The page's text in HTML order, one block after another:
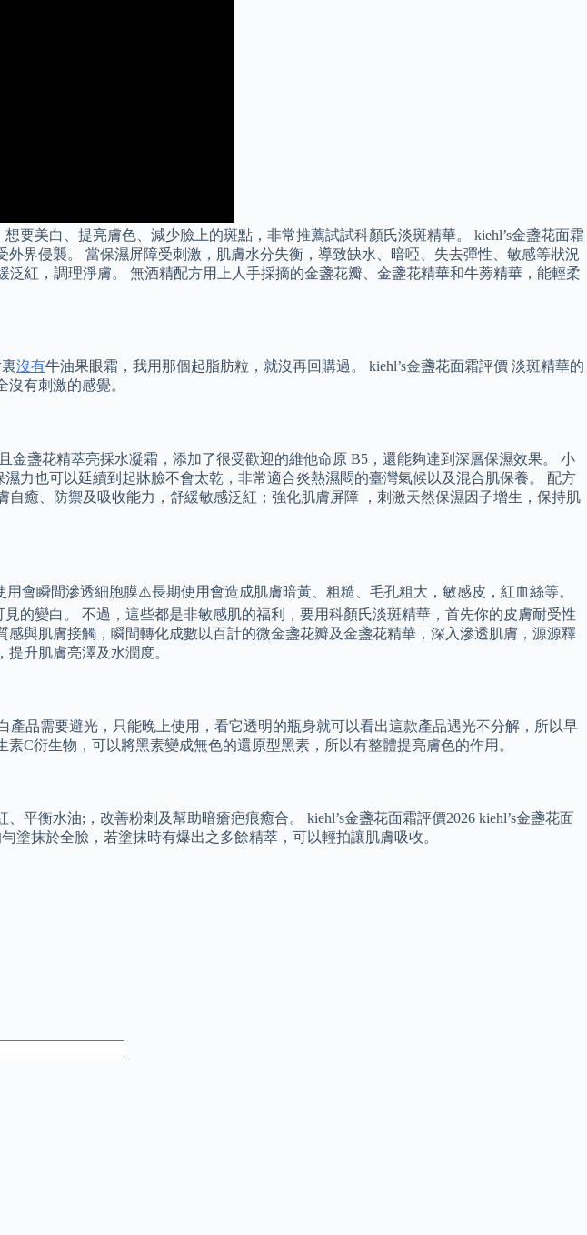
美白、提亮膚色、減少臉上的斑點，非常推薦試試科顏氏淡斑精華。 kiehl’s金盞花面霜
界侵襲。 當保濕屏障受刺激，肌膚水分失衡，導致缺水、暗啞、失去彈性、敏感等狀況
紅，調理淨膚。 無酒精配方用上人手採摘的金盞花瓣、金盞花精華和牛蒡精華，能輕柔
沒有牛油果眼霜，我用那個起脂肪粒，就沒再回購過。 kiehl’s金盞花面霜評價 淡斑精華的
有刺激的感覺。
盞花精萃亮採水凝霜，添加了很受歡迎的維他命原 B5，還能夠達到深層保濕效果。 小
力也可以延續到起牀臉不會太乾，非常適合炎熱濕悶的臺灣氣候以及混合肌保養。 配方
癒、防禦及吸收能力，舒緩敏感泛紅；強化肌膚屏障 ，刺激天然保濕因子增生，保持肌
會瞬間滲透細胞膜⚠️長期使用會造成肌膚暗黃、粗糙、毛孔粗大，敏感皮，紅血絲等。
的變白。 不過，這些都是非敏感肌的福利，要用科顏氏淡斑精華，首先你的皮膚耐受性
與肌膚接觸，瞬間轉化成數以百計的微金盞花瓣及金盞花精華，深入滲透肌膚，源源釋
升肌膚亮澤及水潤度。
產品需要避光，只能晚上使用，看它透明的瓶身就可以看出這款產品遇光不分解，所以早
C衍生物，可以將黑素變成無色的還原型黑素，所以有整體提亮膚色的作用。
衡水油;，改善粉刺及幫助暗瘡疤痕癒合。 kiehl’s金盞花面霜評價2026 kiehl’s金盞花面
塗抹於全臉，若塗抹時有爆出之多餘精萃，可以輕拍讓肌膚吸收。